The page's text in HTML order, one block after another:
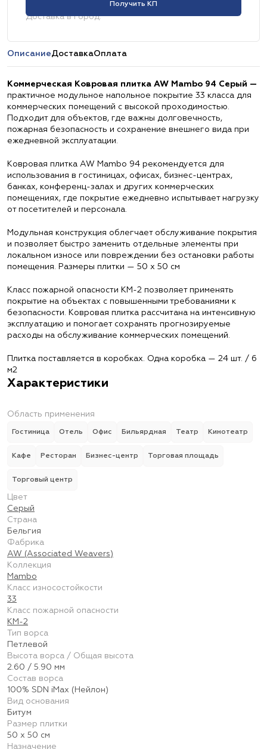
Получить КП
Доставка в город:
ОписаниеДоставкаОплата
Коммерческая Ковровая плитка AW Mambo 94 Серый —
практичное модульное напольное покрытие 33 класса для
коммерческих помещений с высокой проходимостью.
Подходит для объектов, где важны долговечность,
пожарная безопасность и сохранение внешнего вида при
ежедневной эксплуатации.
Ковровая плитка AW Mambo 94 рекомендуется для
использования в гостиницах, офисах, бизнес-центрах,
банках, конференц-залах и других коммерческих
помещениях, где покрытие ежедневно испытывает нагрузку
от посетителей и персонала.
Модульная конструкция облегчает обслуживание покрытия
и позволяет быстро заменить отдельные элементы при
локальном износе или повреждении без остановки работы
помещения. Размеры плитки — 50 х 50 см
Класс пожарной опасности КМ-2 позволяет применять
покрытие на объектах с повышенными требованиями к
безопасности. Ковровая плитка рассчитана на интенсивную
эксплуатацию и помогает сохранять прогнозируемые
расходы на обслуживание коммерческих помещений.
Плитка поставляется в коробках. Одна коробка — 24 шт. / 6
м2
Характеристики
Область применения
Гостиница Отель Офис Бильярдная Театр Кинотеатр
Кафе Ресторан Бизнес-центр Торговая площадь
Торговый центр
Цвет
Серый
Страна
Бельгия
Фабрика
AW (Associated Weavers)
Коллекция
Mambo
Класс износостойкости
33
Класс пожарной опасности
КМ-2
Тип ворса
Петлевой
Высота ворса / Общая высота
2.60 / 5.90 мм
Состав ворса
100% SDN iMax (Нейлон)
Вид основания
Битум
Размер плитки
50 х 50 см
Назначение